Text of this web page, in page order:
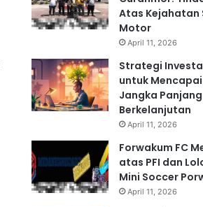
Atas Kejahatan
Motor
April 11, 2026
Strategi
untuk
Jangka
Berkelanjutan
April 11, 2026
Forwakum FC
atas PFI dan
Mini Soccer
April 11, 2026